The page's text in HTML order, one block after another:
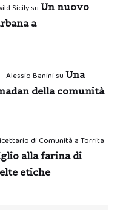
Sicilysu Un nuovo
a
Alessio Banini su Una
della comunità
di Comunità a Torrita
alla farina di
etiche